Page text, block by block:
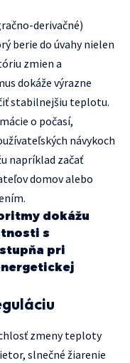
derivačné)
berie do úvahy nielen
zmien a
dokáže výrazne
stabilnejšiu teplotu.
o počasí,
návykoch
napríklad začať
domov alebo
dokážu
s
pri
zmeny teploty
slnečné žiarenie